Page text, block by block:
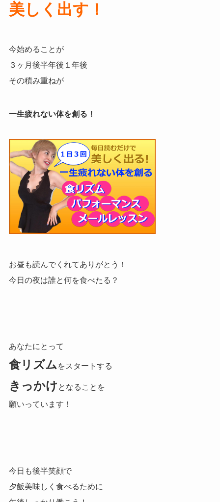
美しく出す！
今始めることが
３ヶ月後半年後１年後
その積み重ねが
一生疲れない体を創る！
お昼も読んでくれてありがとう！
今日の夜は誰と何を食べたる？
あなたにとって
食リズム をスタートする
きっかけ となることを
願いっています！
今日も後半笑顔で
夕飯美味しく食べるために